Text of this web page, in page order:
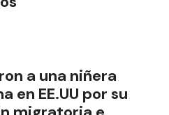
a una niñera
en EE.UU por su